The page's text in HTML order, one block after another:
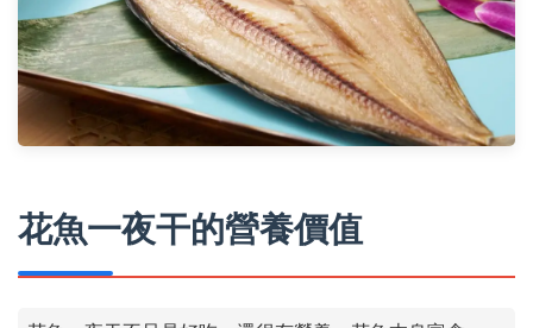
花魚一夜干的營養價值